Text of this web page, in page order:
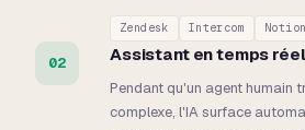
Zendesk Intercom Notion
02 Assistant en temps
Pendant qu'un agent humain
complexe, l'IA surface